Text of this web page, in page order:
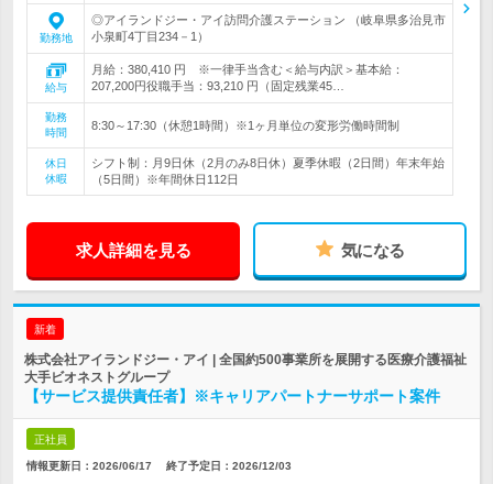
勤務地
◎アイランドジー・アイ訪問介護ステーション （岐阜県多治見市
小泉町4丁目234－1）
給与
月給：380,410 円 ※一律手当含む＜給与内訳＞基本給：
207,200円役職手当：93,210 円（固定残業45…
勤務
時間
8:30～17:30（休憩1時間）※1ヶ月単位の変形労働時間制
休日
休暇
シフト制：月9日休（2月のみ8日休）夏季休暇（2日間）年末年始
（5日間）※年間休日112日
求人詳細を見る 気になる
新着
株式会社アイランドジー・アイ | 全国約500事業所を展開する医療介護福祉
大手ビオネストグループ
【サービス提供責任者】※キャリアパートナーサポート案件
正社員
情報更新日：2026/06/17 終了予定日： 2026/12/03